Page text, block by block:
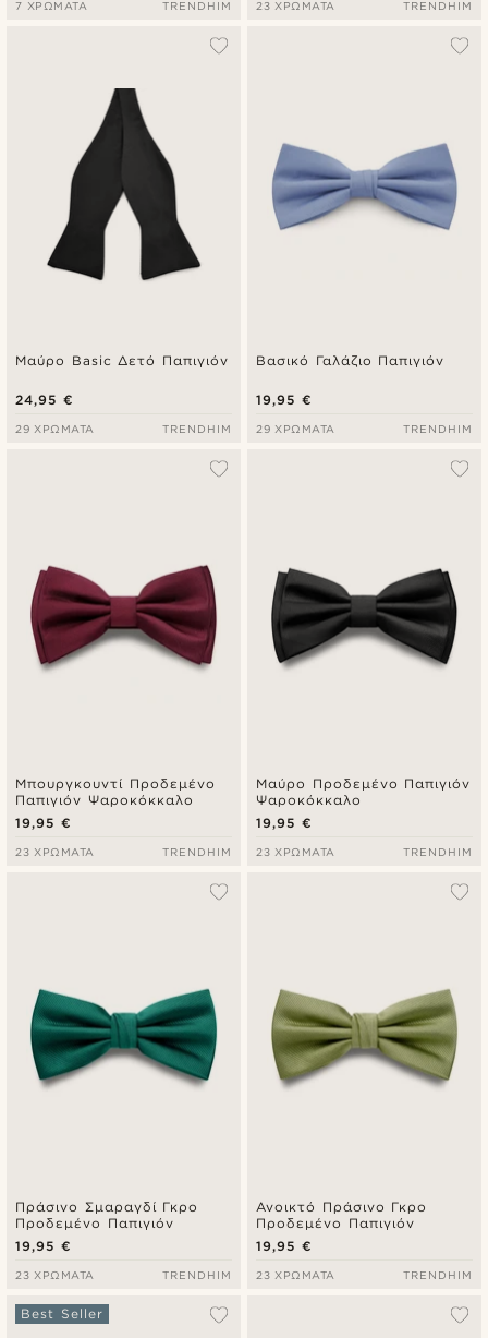
7 ΧΡΏΜΑΤΑ TRENDHIM 23 ΧΡΏΜΑΤΑ TRENDHIM
Μαύρο Basic Δετό Παπιγιόν
24,95 €
29 ΧΡΏΜΑΤΑ TRENDHIM
Βασικό Γαλάζιο Παπιγιόν
19,95 €
29 ΧΡΏΜΑΤΑ TRENDHIM
Μπουργκουντί Προδεμένο
Παπιγιόν Ψαροκόκκαλο
19,95 €
23 ΧΡΏΜΑΤΑ TRENDHIM
Μαύρο Προδεμένο Παπιγιόν
Ψαροκόκκαλο
19,95 €
23 ΧΡΏΜΑΤΑ TRENDHIM
Πράσινο Σμαραγδί Γκρο
Προδεμένο Παπιγιόν
19,95 €
23 ΧΡΏΜΑΤΑ TRENDHIM
Ανοικτό Πράσινο Γκρο
Προδεμένο Παπιγιόν
19,95 €
23 ΧΡΏΜΑΤΑ TRENDHIM
Best Seller